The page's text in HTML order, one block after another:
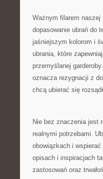
Ważnym filarem
dopasowanie ubrań do
jaśniejszym kolorom i
ubrania, które
przemyślanej
oznacza rezygnacji z
chcą ubierać się
Nie bez znaczenia jest
realnymi potrzebami.
obowiązkach i
opisach i inspiracjach
zastosowań oraz